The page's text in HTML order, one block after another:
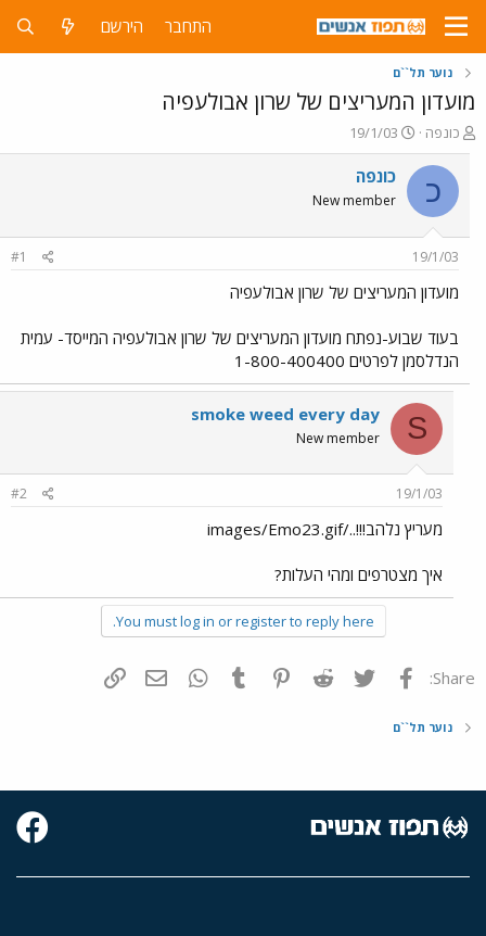
התחבר הירשם
נוער תל``ם
מועדון המעריצים של שרון אבולעפיה
פ
ו
ת
ח
ה
ש
א
כונפה
פ
ו
ר
ם
ר
19/1/03
כ כונפה
New member
19/1/03
#1
מועדון המעריצים של שרון אבולעפיה
בעוד שבוע-נפתח מועדון המעריצים של שרון אבולעפיה המייסד- עמית
הנדלסמן לפרטים 1-800-400400
S
smoke weed every day
New member
19/1/03
#2
מעריץ נלהב!!!../images/Emo23.gif
איך מצטרפים ומהי העלות?
You must log in or register to reply here.
Share: פייסבוק Twitter
Reddit
Pinterest
Tumblr
WhatsAppדואר אלקטרוני
נוער תל``ם